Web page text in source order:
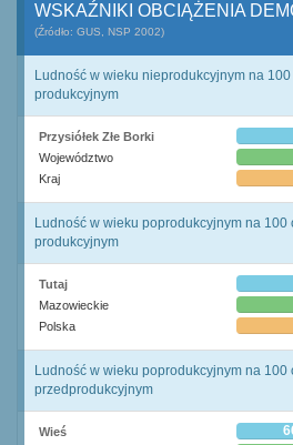
WSKAŹNIKI OBCIĄŻENIA
(Źródło: GUS, NSP 2002)
Ludność w wieku nieprodukcyjnym na
produkcyjnym
Przysiółek Złe Borki
Województwo
Kraj
Ludność w wieku poprodukcyjnym na 100
produkcyjnym
Tutaj
Mazowieckie
Polska
Ludność w wieku poprodukcyjnym na 100
przedprodukcyjnym
Wieś